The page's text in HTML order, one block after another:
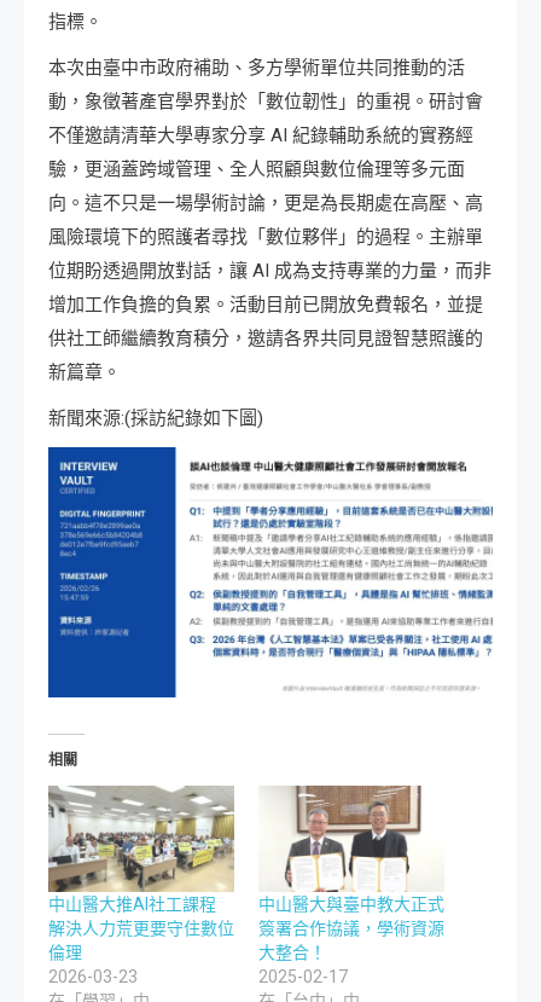
指標。
本次由臺中市政府補助、多方學術單位共同推動的活
動，象徵著產官學界對於「數位韌性」的重視。研討會
不僅邀請清華大學專家分享 AI 紀錄輔助系統的實務經
驗，更涵蓋跨域管理、全人照顧與數位倫理等多元面
向。這不只是一場學術討論，更是為長期處在高壓、高
風險環境下的照護者尋找「數位夥伴」的過程。主辦單
位期盼透過開放對話，讓 AI 成為支持專業的力量，而非
增加工作負擔的負累。活動目前已開放免費報名，並提
供社工師繼續教育積分，邀請各界共同見證智慧照護的
新篇章。
新聞來源:(採訪紀錄如下圖)
相關
中山醫大推AI社工課程
解決人力荒更要守住數位
倫理
2026-03-23
中山醫大與臺中教大正式
簽署合作協議，學術資源
大整合！
2025-02-17